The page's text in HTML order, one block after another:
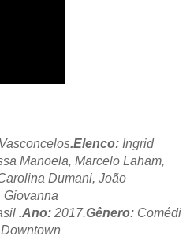
.Elenco: Ingrid
Manoela, Marcelo Laham,
Dumani, João
Giovanna
.Ano: 2017.Gênero: Comédi
Downtown